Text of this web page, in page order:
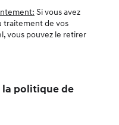
Si vous avez
traitement de vos
vous pouvez le retirer
la politique de